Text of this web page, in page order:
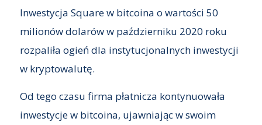
Inwestycja Square w bitcoina o wartości 50
milionów dolarów w październiku 2020 roku
rozpaliła ogień dla instytucjonalnych inwestycji
w kryptowalutę.
Od tego czasu firma płatnicza kontynuowała
inwestycje w bitcoina, ujawniając w swoim